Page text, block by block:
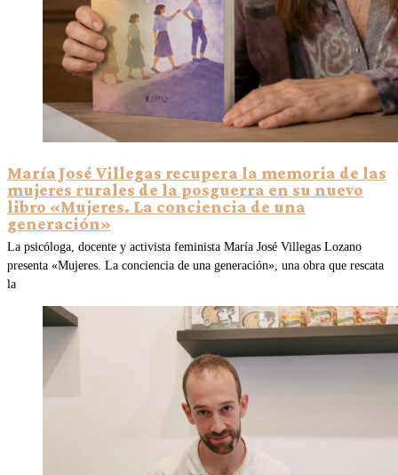
María José Villegas recupera la memoria de las
mujeres rurales de la posguerra en su nuevo
libro «Mujeres. La conciencia de una
generación»
La psicóloga, docente y activista feminista María José Villegas Lozano
presenta «Mujeres. La conciencia de una generación», una obra que rescata
la